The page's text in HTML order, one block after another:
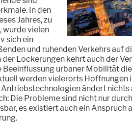
In den
Jahres, zu
wurde vielen
sich ein
und ruhenden Verkehrs auf
Lockerungen kehrt auch der
Beeinflussung urbaner Mobilität
werden vielerorts
ändert
Die Probleme sind nicht nur
es existiert auch ein Anspruch